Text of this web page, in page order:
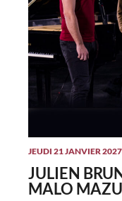
JEUDI 21 JANVIER
JULIEN
MALO